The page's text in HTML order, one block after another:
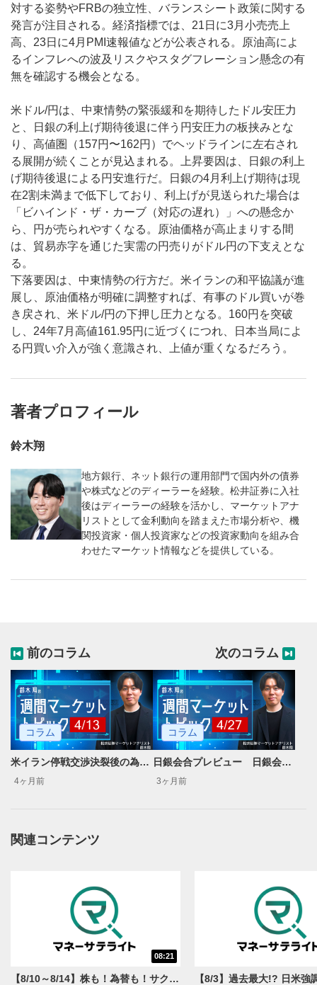
対する姿勢やFRBの独立性、バランスシート政策に関する
発言が注目される。経済指標では、21日に3月小売売上
高、23日に4月PMI速報値などが公表される。原油高によ
るインフレへの波及リスクやスタグフレーション懸念の有
無を確認する機会となる。
米ドル/円は、中東情勢の緊張緩和を期待したドル安圧力
と、日銀の利上げ期待後退に伴う円安圧力の板挟みとな
り、高値圏（157円〜162円）でヘッドラインに左右され
る展開が続くことが見込まれる。上昇要因は、日銀の利上
げ期待後退による円安進行だ。日銀の4月利上げ期待は現
在2割未満まで低下しており、利上げが見送られた場合は
「ビハインド・ザ・カーブ（対応の遅れ）」への懸念か
ら、円が売られやすくなる。原油価格が高止まりする間
は、貿易赤字を通じた実需の円売りがドル円の下支えとな
る。
下落要因は、中東情勢の行方だ。米イランの和平協議が進
展し、原油価格が明確に調整すれば、有事のドル買いが巻
き戻され、米ドル/円の下押し圧力となる。160円を突破
し、24年7月高値161.95円に近づくにつれ、日本当局によ
る円買い介入が強く意識され、上値が重くなるだろう。
著者プロフィール
鈴木翔
地方銀行、ネット銀行の運用部門で国内外の債券
や株式などのディーラーを経験。松井証券に入社
後はディーラーの経験を活かし、マーケットアナ
リストとして金利動向を踏まえた市場分析や、機
関投資家・個人投資家などの投資家動向を組み合
わせたマーケット情報などを提供している。
前のコラム
コラム
米イラン停戦交渉決裂後の為替相場見通し
4ヶ月前
次のコラム
コラム
日銀会合プレビュー 日銀会合後に円安加速で介入発動か？
3ヶ月前
関連コンテンツ
08:21
【8/10～8/14】株も！為替も！サクッと！来週のマーケット見通し＜Next View＞